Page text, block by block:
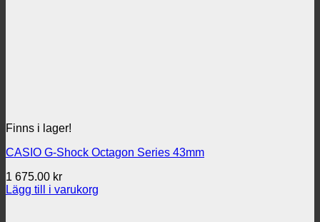
Finns i lager!
CASIO G-Shock Octagon Series 43mm
1 675.00 kr
Lägg till i varukorg